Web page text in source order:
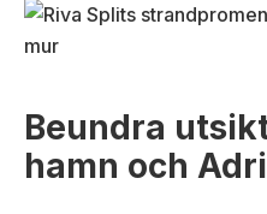
Beundra
hamn och